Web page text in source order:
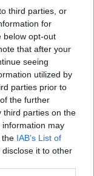
third parties, or
for
below opt-out
that after your
seeing
utilized by
parties prior to
the further
third parties on the
information may
the IAB’s List of
it to other
o przebiegu
i pasjonatów
danych z pewnością
oficjalny wynik
Jarosław > Klasa A
składy wyjściowe,
źródeł.